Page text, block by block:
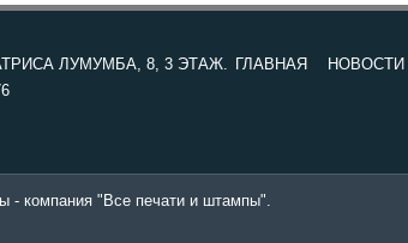
ЛУМУМБА, 8, 3 ЭТАЖ.
ГЛАВНАЯ НОВОСТИ
- компания "Все печати и штампы".